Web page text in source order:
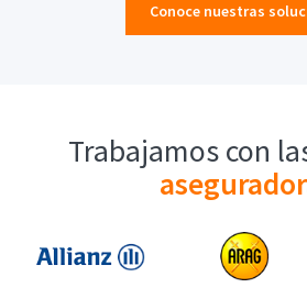
Conoce nuestras
Trabajamos con